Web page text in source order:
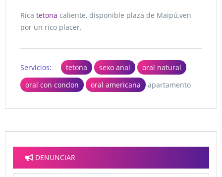
Rica tetona caliente, disponible plaza de Maipú,ven
por un rico placer.
Servicios: tetona sexo anal
oral natural
oral con condon
oral americana apartamento
DENUNCIAR